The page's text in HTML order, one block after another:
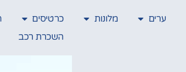
ערים מלונות כרטיסים
השכרת רכב